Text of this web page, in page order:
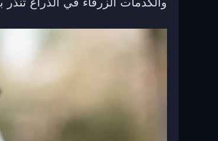
والكدمات الزرقاء في الذراع